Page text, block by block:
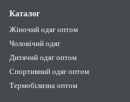
Каталог
Жіночий одяг оптом
Чоловічий одяг
Дитячий одяг оптом
Спортивний одяг оптом
Термобілизна оптом